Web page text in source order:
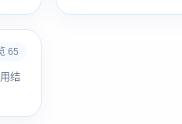
65
结